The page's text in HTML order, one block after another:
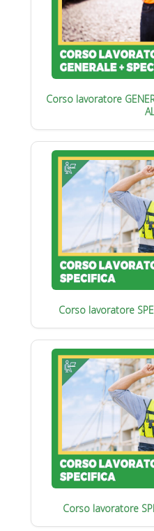
Corso lavoratore
Corso lavoratore
Corso lavoratore